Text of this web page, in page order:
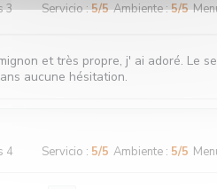
3 Servicio:5/5 Ambiente:5/5
et très propre, j' ai adoré. Le
aucune hésitation.
4 Servicio : 5/5 Ambiente: 5/5